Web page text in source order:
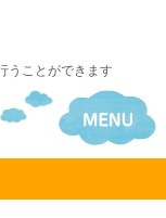
うことができます